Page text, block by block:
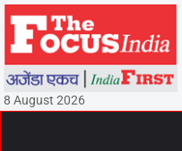
8 August 2026